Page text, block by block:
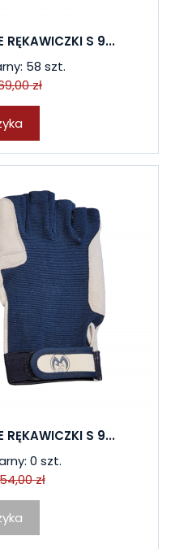
RĘKAWICZKI S 9...
58 szt.
zł
RĘKAWICZKI S 9...
0 szt.
zł